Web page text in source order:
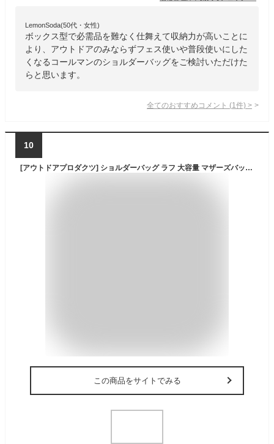
LemonSoda(50代・女性)
ボックス型で必需品を難なく仕舞えて収納力が高いことに
より、アウトドアのみならずフェス使いや普段使いにした
くなるコールマンのショルダーバッグをご検討いただけた
らと思います。
全てのおすすめコメント (1 件) >
10
[アウトドアプロダクツ] ショルダーバッグ ラフ 大容量 マザーズバッグ 旅行 斜め掛け 16L ブラック1(オールブラック)
この商品をサイトでみる